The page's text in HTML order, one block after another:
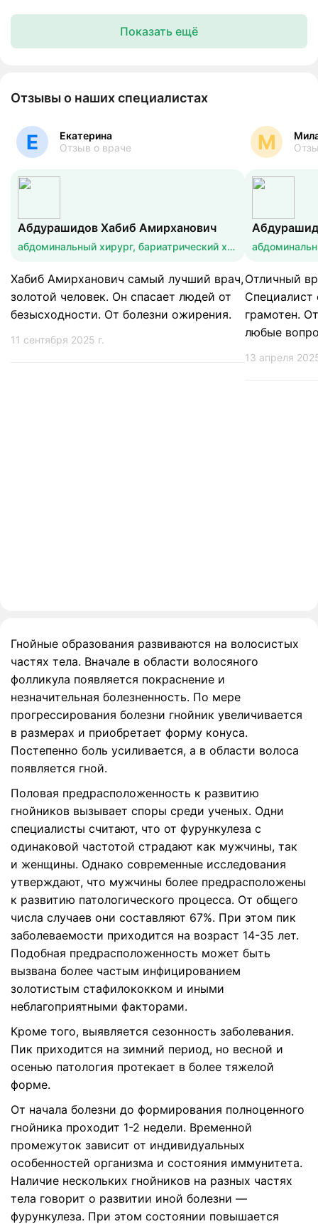
Показать ещё
Отзывы о наших специалистах
Е
Екатерина
Отзыв о враче
Абдурашидов Хабиб Амирханович
абдоминальный хирург, бариатрический хирург, хирург
Хабиб Амирханович самый лучший врач,
золотой человек. Он спасает людей от
безысходности. От болезни ожирения.
11 сентября 2025 г.
М
Отличный
Специалист
грамотен.
любые
13 апреля
Гнойные образования развиваются на волосистых
частях тела. Вначале в области волосяного
фолликула появляется покраснение и
незначительная болезненность. По мере
прогрессирования болезни гнойник увеличивается
в размерах и приобретает форму конуса.
Постепенно боль усиливается, а в области волоса
появляется гной.
Половая предрасположенность к развитию
гнойников вызывает споры среди ученых. Одни
специалисты считают, что от фурункулеза с
одинаковой частотой страдают как мужчины, так
и женщины. Однако современные исследования
утверждают, что мужчины более предрасположены
к развитию патологического процесса. От общего
числа случаев они составляют 67%. При этом пик
заболеваемости приходится на возраст 14-35 лет.
Подобная предрасположенность может быть
вызвана более частым инфицированием
золотистым стафилококком и иными
неблагоприятными факторами.
Кроме того, выявляется сезонность заболевания.
Пик приходится на зимний период, но весной и
осенью патология протекает в более тяжелой
форме.
От начала болезни до формирования полноценного
гнойника проходит 1-2 недели. Временной
промежуток зависит от индивидуальных
особенностей организма и состояния иммунитета.
Наличие нескольких гнойников на разных частях
тела говорит о развитии иной болезни —
фурункулеза. При этом состоянии повышается